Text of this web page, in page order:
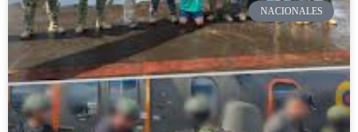
NACIONALES